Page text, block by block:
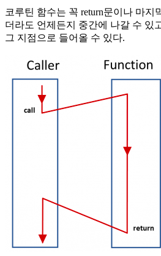
코루틴 함수는 꼭 return문이나 마지
더라도 언제든지 중간에 나갈 수 있
그 지점으로 들어올 수 있다.